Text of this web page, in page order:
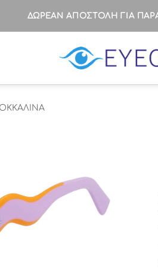
ΔΩΡΕΑΝ ΑΠΟΣΤΟΛΗ ΓΙΑ